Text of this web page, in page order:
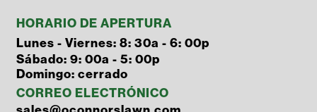
HORARIO DE APERTURA
Lunes - Viernes: 8: 30a - 6: 00p
Sábado: 9: 00a - 5: 00p
Domingo: cerrado
CORREO ELECTRÓNICO